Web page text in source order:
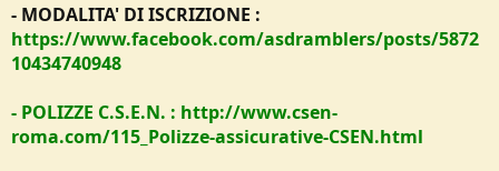
- MODALITA' DI ISCRIZIONE :
https://www.facebook.com/asdramblers/posts/5872
10434740948
- POLIZZE C.S.E.N. : http://www.csen-
roma.com/115_Polizze-assicurative-CSEN.html